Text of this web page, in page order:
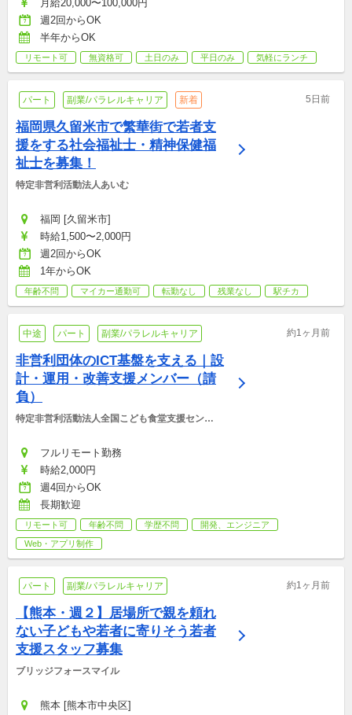
月給20,000〜100,000円
週2回からOK
半年からOK
リモート可 無資格可 土日のみ 平日のみ 気軽にランチ
パート 副業/パラレルキャリア 新着 5日前
福岡県久留米市で繁華街で若者支
援をする社会福祉士・精神保健福
祉士を募集！
特定非営利活動法人あいむ
福岡 [久留米市]
時給1,500〜2,000円
週2回からOK
1年からOK
年齢不問 マイカー通勤可 転勤なし 残業なし 駅チカ
中途 パート 副業/パラレルキャリア 約1ヶ月前
非営利団体のICT基盤を支える｜設
計・運用・改善支援メンバー（請
負）
特定非営利活動法人全国こども食堂支援センタ
フルリモート勤務
時給2,000円
週4回からOK
長期歓迎
リモート可 年齢不問 学歴不問
開発、エンジニア
Web・アプリ制作
パート 副業/パラレルキャリア 約1ヶ月前
【熊本・週２】居場所で親を頼れ
ない子どもや若者に寄りそう若者
支援スタッフ募集
ブリッジフォースマイル
熊本 [熊本市中央区]